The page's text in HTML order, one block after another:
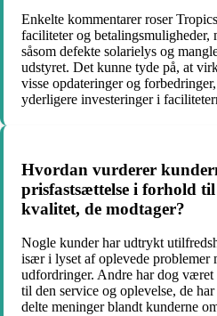
Enkelte kommentarer roser
faciliteter og betalingsmuligheder,
såsom defekte solarielys og
udstyret. Det kunne tyde på, at
visse opdateringer og
yderligere investeringer i
Hvordan vurderer
prisfastsættelse i forhold til
kvalitet, de modtager?
Nogle kunder har udtrykt
især i lyset af oplevede problemer
udfordringer. Andre har dog
til den service og oplevelse, de
delte meninger blandt kunderne